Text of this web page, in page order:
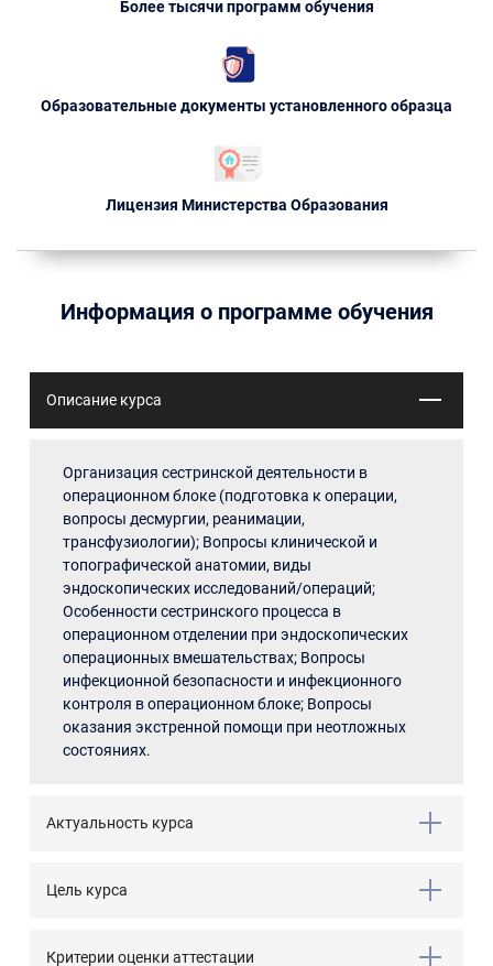
Более тысячи программ обучения
Образовательные документы установленного образца
Лицензия Министерства Образования
Информация о программе обучения
Описание курса
Организация сестринской деятельности в
операционном блоке (подготовка к операции,
вопросы десмургии, реанимации,
трансфузиологии); Вопросы клинической и
топографической анатомии, виды
эндоскопических исследований/операций;
Особенности сестринского процесса в
операционном отделении при эндоскопических
операционных вмешательствах; Вопросы
инфекционной безопасности и инфекционного
контроля в операционном блоке; Вопросы
оказания экстренной помощи при неотложных
состояниях.
Актуальность курса
Цель курса
Критерии оценки аттестации